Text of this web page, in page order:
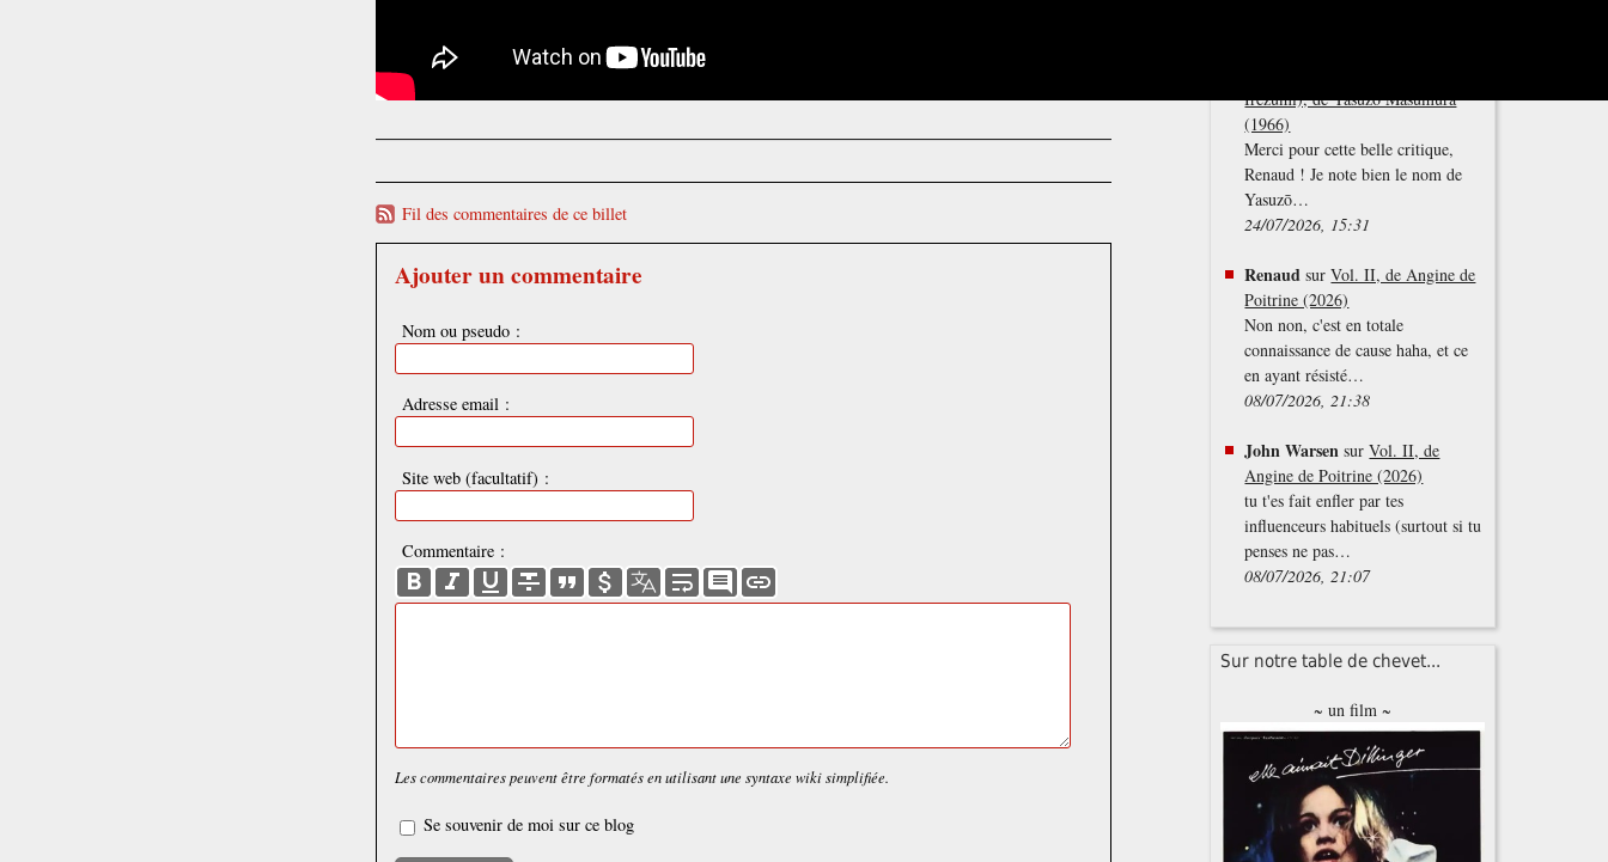
Fil des commentaires de ce billet
Ajouter un commentaire
Nom ou pseudo :
Adresse email :
Site web (facultatif) :
Commentaire :
Les commentaires peuvent être formatés en utilisant une syntaxe wiki simplifiée.
Se souvenir de moi sur ce blog
Irezumi), de Yasuzō Masumura
(1966)
Merci pour cette belle critique,
Renaud ! Je note bien le nom de
Yasuzō…
24/07/2026, 15:31
Renaud surVol. II, de Angine de
Poitrine (2026)
Non non, c'est en totale
connaissance de cause haha, et ce
en ayant résisté…
08/07/2026, 21:38
John Warsen surVol. II, de
Angine de Poitrine (2026)
tu t'es fait enfler par tes
influenceurs habituels (surtout si tu
penses ne pas…
08/07/2026, 21:07
Sur notre table de chevet...
~ un film ~